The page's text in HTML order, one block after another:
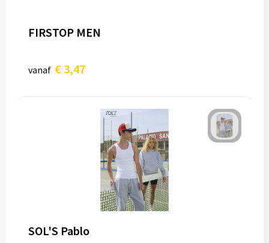
FIRSTOP MEN
vanaf € 3,47
SOL'S Pablo